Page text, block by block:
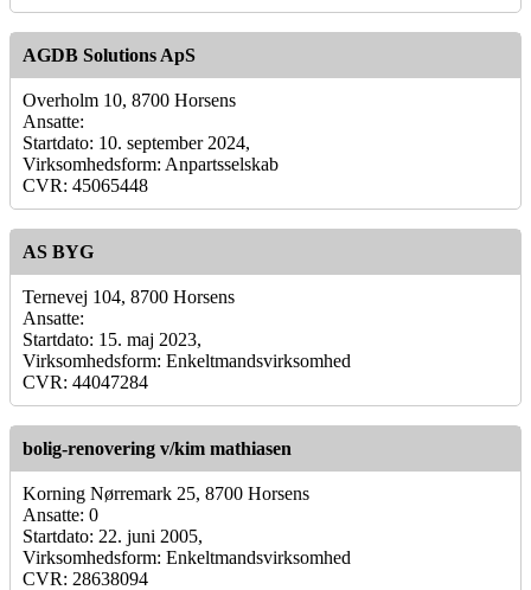
AGDB Solutions ApS
Overholm 10, 8700 Horsens
Ansatte:
Startdato: 10. september 2024,
Virksomhedsform: Anpartsselskab
CVR: 45065448
AS BYG
Ternevej 104, 8700 Horsens
Ansatte:
Startdato: 15. maj 2023,
Virksomhedsform: Enkeltmandsvirksomhed
CVR: 44047284
bolig-renovering v/kim mathiasen
Korning Nørremark 25, 8700 Horsens
Ansatte: 0
Startdato: 22. juni 2005,
Virksomhedsform: Enkeltmandsvirksomhed
CVR: 28638094